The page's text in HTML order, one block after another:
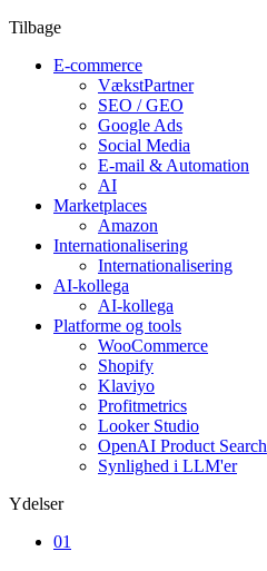
Tilbage
E-commerce
VækstPartner
SEO / GEO
Google Ads
Social Media
E-mail & Automation
AI
Marketplaces
Amazon
Internationalisering
Internationalisering
AI-kollega
AI-kollega
Platforme og tools
WooCommerce
Shopify
Klaviyo
Profitmetrics
Looker Studio
OpenAI Product Search
Synlighed i LLM'er
Ydelser
01